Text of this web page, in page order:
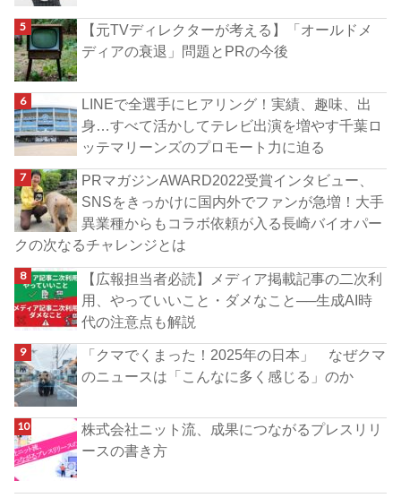
【元TVディレクターが考える】「オールドメ
ディアの衰退」問題とPRの今後
LINEで全選手にヒアリング！実績、趣味、出
身…すべて活かしてテレビ出演を増やす千葉ロ
ッテマリーンズのプロモート力に迫る
PRマガジンAWARD2022受賞インタビュー、
SNSをきっかけに国内外でファンが急増！大手
異業種からもコラボ依頼が入る長崎バイオパー
クの次なるチャレンジとは
【広報担当者必読】メディア掲載記事の二次利
用、やっていいこと・ダメなこと──生成AI時
代の注意点も解説
「クマでくまった！2025年の日本」 なぜクマ
のニュースは「こんなに多く感じる」のか
株式会社ニット流、成果につながるプレスリリ
ースの書き方